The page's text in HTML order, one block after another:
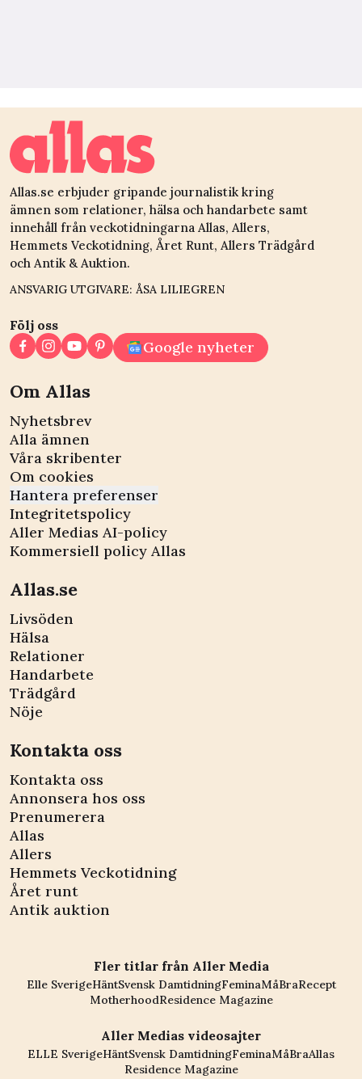
Allas.se erbjuder gripande journalistik kring
ämnen som relationer, hälsa och handarbete samt
innehåll från veckotidningarna Allas, Allers,
Hemmets Veckotidning, Året Runt, Allers Trädgård
och Antik & Auktion.
ANSVARIG UTGIVARE: ÅSA LILIEGREN
Följ oss
Google nyheter
Om Allas
Nyhetsbrev
Alla ämnen
Våra skribenter
Om cookies
Hantera preferenser
Integritetspolicy
Aller Medias AI-policy
Kommersiell policy Allas
Allas.se
Livsöden
Hälsa
Relationer
Handarbete
Trädgård
Nöje
Kontakta oss
Kontakta oss
Annonsera hos oss
Prenumerera
Allas
Allers
Hemmets Veckotidning
Året runt
Antik auktion
Fler titlar från Aller Media
Elle SverigeHäntSvensk DamtidningFeminaMåBraRecept
MotherhoodResidence Magazine
Aller Medias videosajter
ELLE SverigeHäntSvensk DamtidningFeminaMåBraAllas
Residence Magazine